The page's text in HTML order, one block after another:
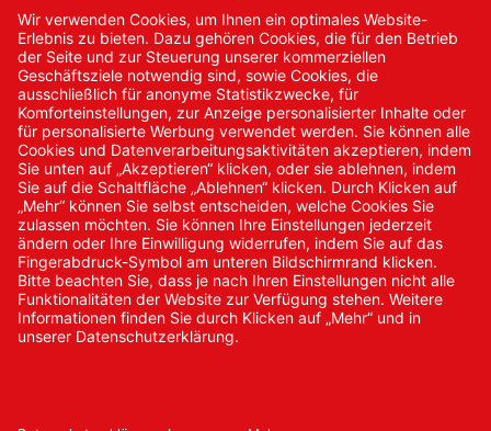
Kontakt
Kontakt/Anfrage
Neukundenanmeldung
Kennwort vergessen
Bestellungen
Sendung verfolgen